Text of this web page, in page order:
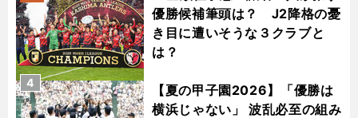
優勝候補筆頭は？ J2降格の憂
き目に遭いそうな３クラブと
は？
【夏の甲子園2026】「優勝は
横浜じゃない」 波乱必至の組み
4